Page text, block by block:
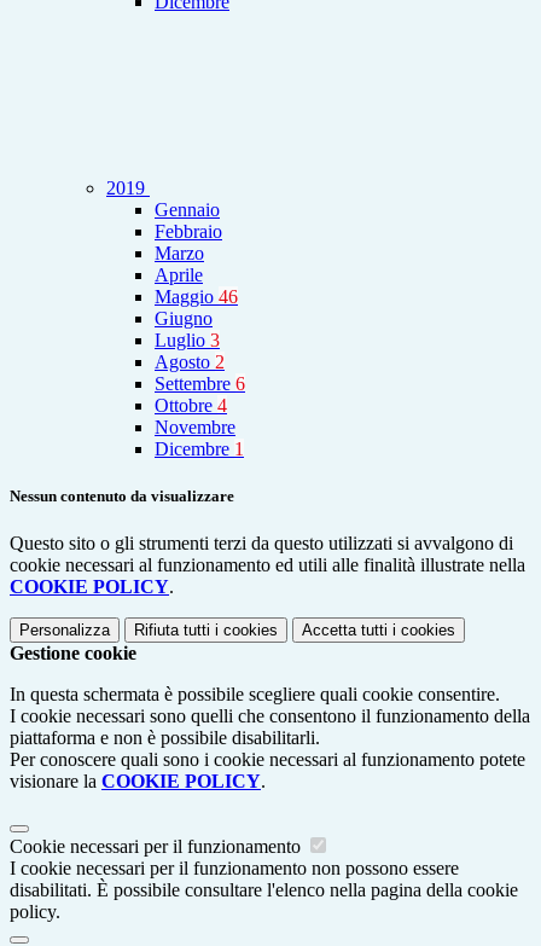
2019
Gennaio
Febbraio
Marzo
Aprile
Maggio 46
Giugno
Luglio 3
Agosto 2
Settembre 6
Ottobre 4
Novembre
Dicembre 1
Nessun contenuto da visualizzare
Questo sito o gli strumenti terzi da questo utilizzati si avvalgono di
cookie necessari al funzionamento ed utili alle finalità illustrate nella
COOKIE POLICY.
Personalizza Rifiuta tutti i cookies Accetta tutti i cookies
Gestione cookie
In questa schermata è possibile scegliere quali cookie consentire.
I cookie necessari sono quelli che consentono il funzionamento della
piattaforma e non è possibile disabilitarli.
Per conoscere quali sono i cookie necessari al funzionamento potete
visionare la COOKIE POLICY.
Cookie necessari per il funzionamento
I cookie necessari per il funzionamento non possono essere
disabilitati. È possibile consultare l'elenco nella pagina della cookie
policy.